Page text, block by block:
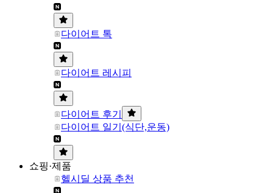
다이어트 톡
다이어트 레시피
다이어트 후기
다이어트 일기(식단,운동)
쇼핑·제품
헬시딜 상품 추천